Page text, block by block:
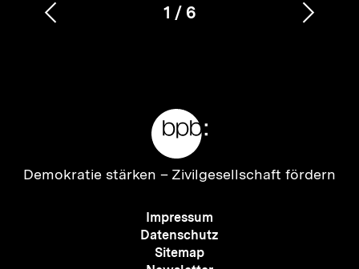
Karussellinhalt
1
von
/ 6
Vorherigen
Zur
Demokratie stärken – Zivilgesellschaft fördern
Meta-
Navigation
Impressum
Datenschutz
Sitemap